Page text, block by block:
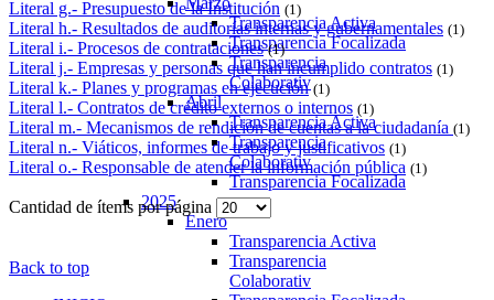
Transparencia Activa
Transparencia Focalizada
Transparencia
Colaborativ
Abril
Transparencia Activa
Transparencia
Colaborativ
Transparencia Focalizada
2025
Enero
Transparencia Activa
Transparencia
Colaborativ
Literal g.- Presupuesto de la Institución (1)
Literal h.- Resultados de auditorías internas y gubernamentales (1)
Literal i.- Procesos de contrataciones (1)
Literal j.- Empresas y personas que han incumplido contratos (1)
Literal k.- Planes y programas en ejecución (1)
Literal l.- Contratos de crédito externos o internos (1)
Literal m.- Mecanismos de rendición de cuentas a la ciudadanía (1)
Literal n.- Viáticos, informes de trabajo y justificativos (1)
Literal o.- Responsable de atender la información pública (1)
Cantidad de ítems por página
Back to top